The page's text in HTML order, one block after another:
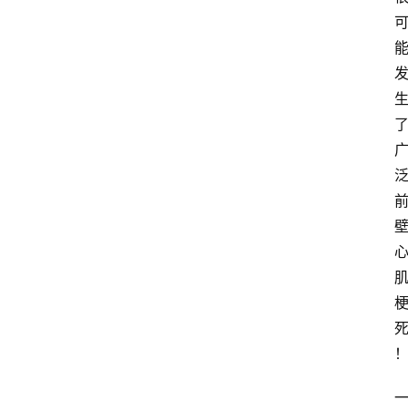
可
能
发
生
了
广
泛
前
壁
心
肌
梗
死
！
一